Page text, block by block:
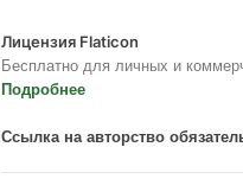
Лицензия Flaticon
Бесплатно для личных и
Подробнее
Ссылка на авторство